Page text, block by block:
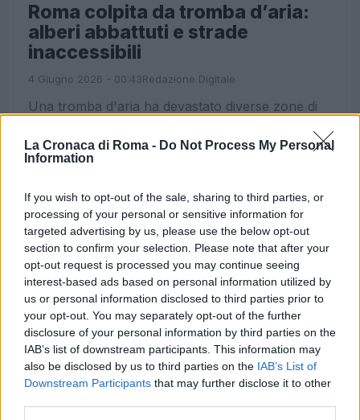
La Cronaca di Roma - Do Not Process My Personal
Information
If you wish to opt-out of the sale, sharing to third parties, or
processing of your personal or sensitive information for
targeted advertising by us, please use the below opt-out
section to confirm your selection. Please note that after your
opt-out request is processed you may continue seeing
interest-based ads based on personal information utilized by
us or personal information disclosed to third parties prior to
your opt-out. You may separately opt-out of the further
disclosure of your personal information by third parties on the
IAB’s list of downstream participants. This information may
also be disclosed by us to third parties on the IAB’s List of
Downstream Participants that may further disclose it to other
Roma colpita da tromba d’aria:
alberi abbattuti e strade
inaccessibili
4 Giugno 2026 - 00:43Redazione Digitale
Una tromba d'aria ha devastato diverse zone di
Leggi l’articolo →
ULTIME NOTIZIE
Roma e Lazio in attesa di
temporali: un cambiamento
climatico atteso?
1 ora fa
Sicurezza, Schiuma: “Mala movida
nasce da mala gestione, serve
competenza”
3 ore fa